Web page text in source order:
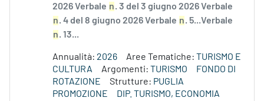
2026 Verbale n. 3 del 3 giugno 2026 Verbale
n. 4 del 8 giugno 2026 Verbale n. 5...Verbale
n. 13...
Annualità: 2026 Aree Tematiche: TURISMO E
CULTURA
Argomenti: TURISMO
FONDO DI
ROTAZIONE
Strutture: PUGLIA
PROMOZIONE
DIP. TURISMO, ECONOMIA